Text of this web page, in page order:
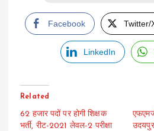
Facebook Twitter/
LinkedIn
Related
62 हजार पदों पर होगी शिक्षक
भर्ती, रीट-2021 लेवल-2 परीक्षा
उदयपुर